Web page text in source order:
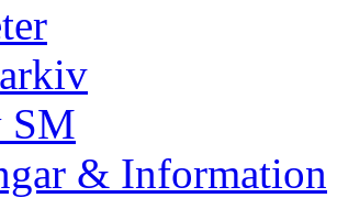
SM
& Information